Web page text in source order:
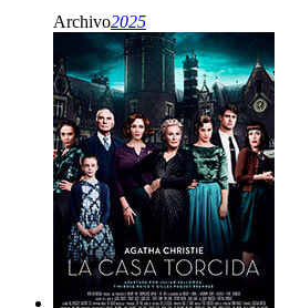
Archivo2025